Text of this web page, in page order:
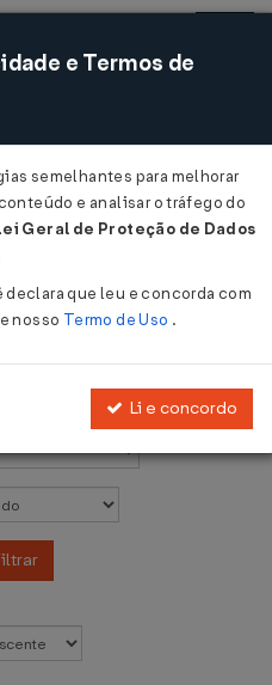
Acessar
e Termos de
semelhantes para melhorar
e analisar o tráfego do
Geral de Proteção de Dados
que leu e concorda com
e nosso Termo de Uso .
Li e concordo